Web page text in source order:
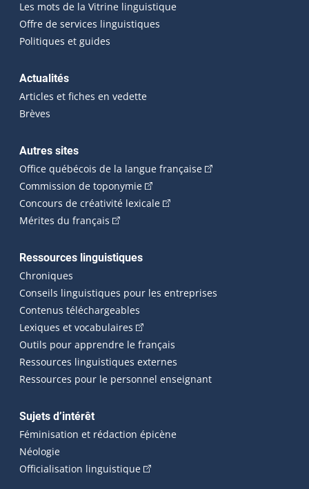
Les mots de la Vitrine linguistique
Offre de services linguistiques
Politiques et guides
Actualités
Articles et fiches en vedette
Brèves
Autres sites
Office québécois de la langue française(Cet hyperlien
Commission de toponymie(Cet hyperlien externe s'ouvrira
Concours de créativité lexicale(Cet hyperlien externe
Mérites du français (Cet hyperlien externe s'ouvrira dans une
Ressources linguistiques
Chroniques
Conseils linguistiques pour les entreprises
Contenus téléchargeables
Lexiques et vocabulaires (Cet hyperlien externe s'ouvrira
Outils pour apprendre le français
Ressources linguistiques externes
Ressources pour le personnel enseignant
Sujets d’intérêt
Féminisation et rédaction épicène
Néologie
Officialisation linguistique(Cet hyperlien externe s'ouvrira